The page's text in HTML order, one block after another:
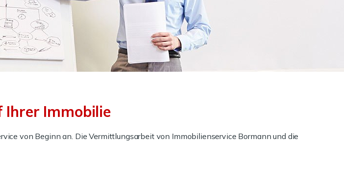
Ihrer Immobilie
von Beginn an. Die Vermittlungsarbeit von Immobilienservice Bormann und die